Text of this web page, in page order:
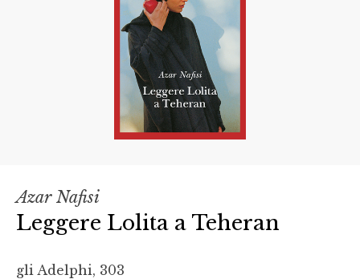
Azar Nafisi
Leggere Lolita a Teheran
gli Adelphi, 303